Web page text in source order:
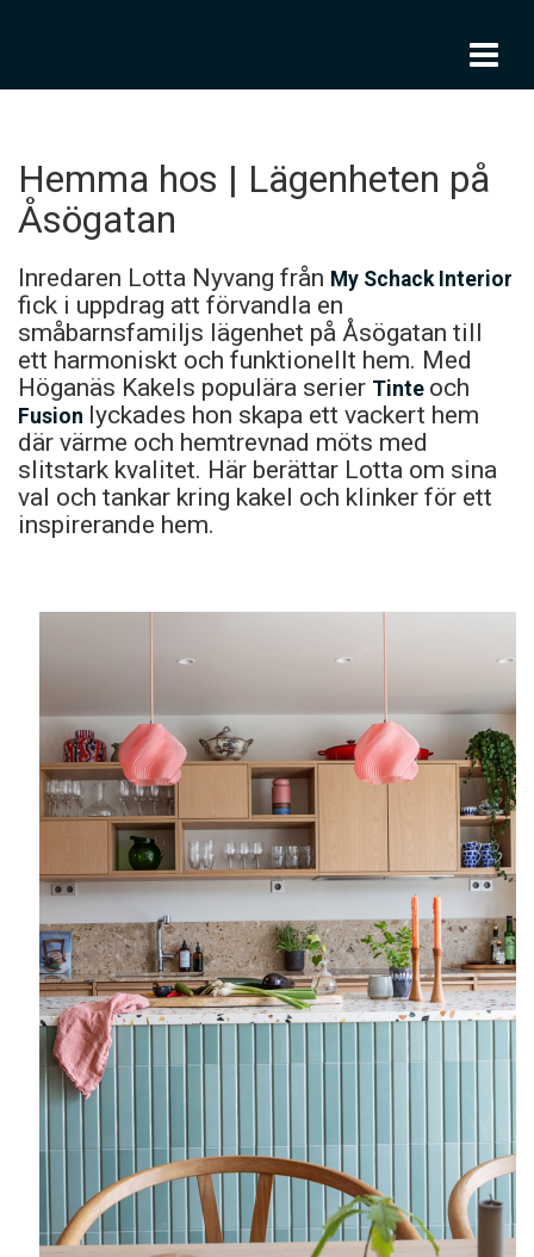
Hemma hos | Lägenheten på
Åsögatan
Inredaren Lotta Nyvang från My Schack Interior
fick i uppdrag att förvandla en
småbarnsfamiljs lägenhet på Åsögatan till
ett harmoniskt och funktionellt hem. Med
Höganäs Kakels populära serier Tinte och
Fusion lyckades hon skapa ett vackert hem
där värme och hemtrevnad möts med
slitstark kvalitet. Här berättar Lotta om sina
val och tankar kring kakel och klinker för ett
inspirerande hem.